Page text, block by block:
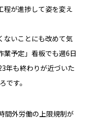
いて
人のお客さま
程が進捗して姿を変え
ないことにも改めて気
業予定」看板でも週6日
年も終わりが近づいた
です。
間外労働の上限規制が